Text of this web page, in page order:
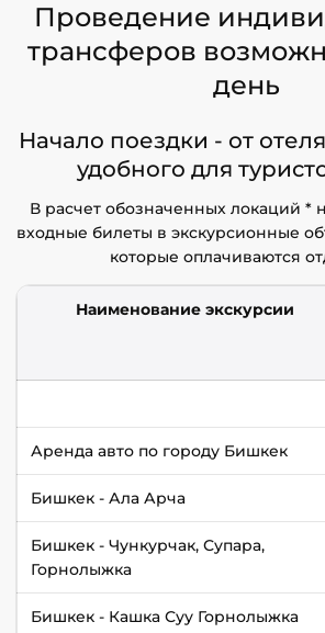
Проведение
трансферов
день
Начало поездки - от
удобного для
В расчет обозначенных локаций *
входные билеты в экскурсионные
которые оплачиваются
Наименование экскурсии
Аренда авто по городу Бишкек
Бишкек - Ала Арча
Бишкек - Чункурчак, Супара,
Горнолыжка
Бишкек - Кашка Суу Горнолыжка